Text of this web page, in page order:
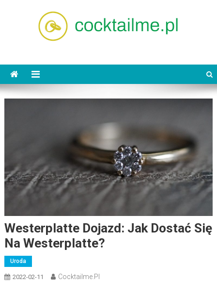
Westerplatte Dojazd: Jak Dostać Się
Na Westerplatte?
Uroda
2022-02-11 Cocktailme.pl